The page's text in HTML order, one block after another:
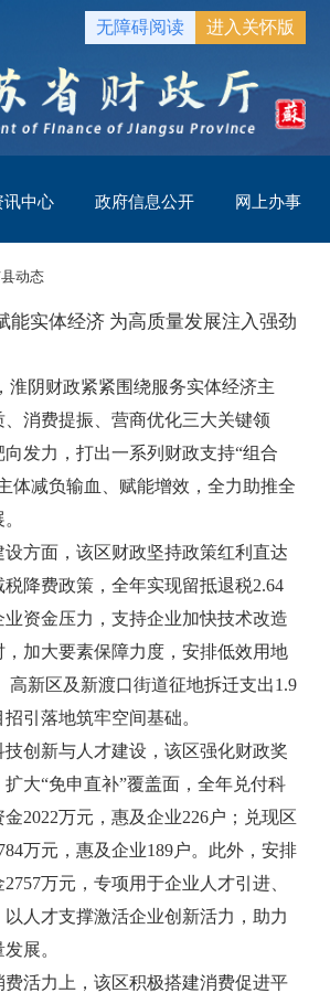
无障碍阅读 进入关怀版
讯中心 政府信息公开 网上办事
动态
能实体经济 为高质量发展注入强劲
阴财政紧紧围绕服务实体经济主
消费提振、营商优化三大关键领
发力，打出一系列财政支持“组合
体减负输血、赋能增效，全力助推全
面，该区财政坚持政策红利直达
降费政策，全年实现留抵退税2.64
资金压力，支持企业加快技术改造
加大要素保障力度，安排低效用地
高新区及新渡口街道征地拆迁支出1.9
引落地筑牢空间基础。
新与人才建设，该区强化财政奖
大“免申直补”覆盖面，全年兑付科
2022万元，惠及企业226户；兑现区
万元，惠及企业189户。此外，安排
万元，专项用于企业人才引进、
以人才支撑激活企业创新活力，助力
展。
力上，该区积极搭建消费促进平